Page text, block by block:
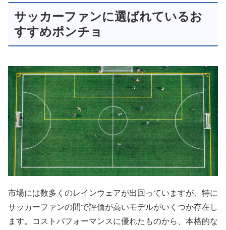
サッカーファンに選ばれているお
すすめポンチョ
市場には数多くのレインウェアが出回っていますが、特に
サッカーファンの間で評価が高いモデルがいくつか存在し
ます。コストパフォーマンスに優れたものから、本格的な